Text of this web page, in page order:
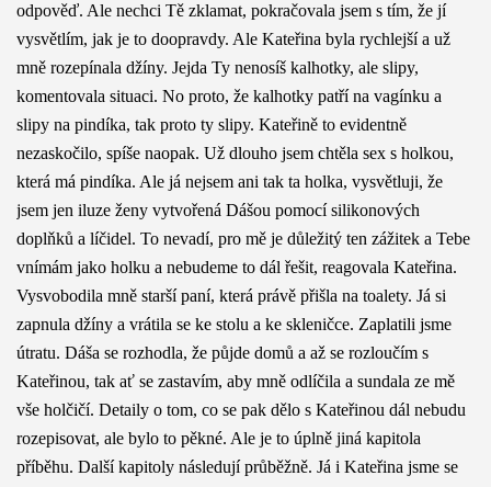
odpověď. Ale nechci Tě zklamat, pokračovala jsem s tím, že jí
vysvětlím, jak je to doopravdy. Ale Kateřina byla rychlejší a už
mně rozepínala džíny. Jejda Ty nenosíš kalhotky, ale slipy,
komentovala situaci. No proto, že kalhotky patří na vagínku a
slipy na pindíka, tak proto ty slipy. Kateřině to evidentně
nezaskočilo, spíše naopak. Už dlouho jsem chtěla sex s holkou,
která má pindíka. Ale já nejsem ani tak ta holka, vysvětluji, že
jsem jen iluze ženy vytvořená Dášou pomocí silikonových
doplňků a líčidel. To nevadí, pro mě je důležitý ten zážitek a Tebe
vnímám jako holku a nebudeme to dál řešit, reagovala Kateřina.
Vysvobodila mně starší paní, která právě přišla na toalety. Já si
zapnula džíny a vrátila se ke stolu a ke skleničce. Zaplatili jsme
útratu. Dáša se rozhodla, že půjde domů a až se rozloučím s
Kateřinou, tak ať se zastavím, aby mně odlíčila a sundala ze mě
vše holčičí. Detaily o tom, co se pak dělo s Kateřinou dál nebudu
rozepisovat, ale bylo to pěkné. Ale je to úplně jiná kapitola
příběhu. Další kapitoly následují průběžně. Já i Kateřina jsme se